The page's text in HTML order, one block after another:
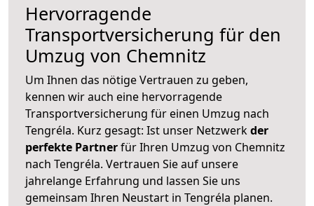
Hervorragende
Transportversicherung für den
Umzug von Chemnitz
Um Ihnen das nötige Vertrauen zu geben,
kennen wir auch eine hervorragende
Transportversicherung für einen Umzug nach
Tengréla. Kurz gesagt: Ist unser Netzwerkder
perfekte Partnerfür Ihren Umzug von Chemnitz
nach Tengréla. Vertrauen Sie auf unsere
jahrelange Erfahrung und lassen Sie uns
gemeinsam Ihren Neustart in Tengréla planen.